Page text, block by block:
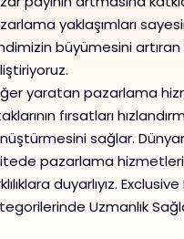
yaklaşımları
büyümesini artıran
yaratan pazarlama
fırsatları
sağlar.
pazarlama
duyarlıyız.
Uzmanlık